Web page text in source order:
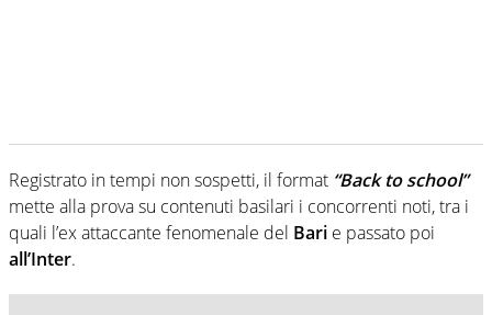
Registrato in tempi non sospetti, il format “Back to school”
mette alla prova su contenuti basilari i concorrenti noti, tra i
quali l’ex attaccante fenomenale del Bari e passato poi
all’Inter.